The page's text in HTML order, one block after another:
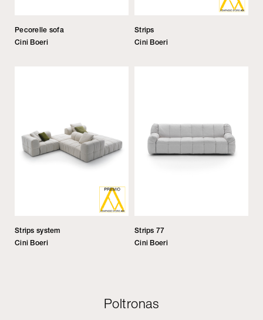
Pecorelle sofa
Cini Boeri
Strips
Cini Boeri
Strips system
Cini Boeri
Strips 77
Cini Boeri
Poltronas